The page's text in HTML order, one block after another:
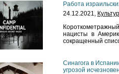
Работа
24.12.2021,
нацисты в
сокращенный
Синагога в
угрозой